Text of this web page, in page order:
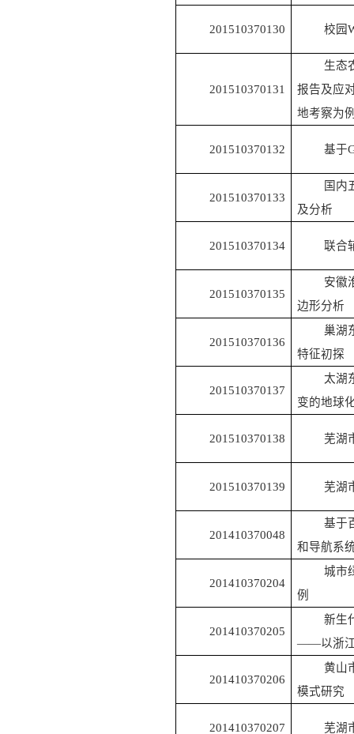
201510370130 校园
201510370131
生态
报告及应
地考察为
201510370132 基于
201510370133
国内
及分析
201510370134 联合
201510370135
安徽
边形分析
201510370136
巢湖
特征初探
201510370137
太湖
变的地球
201510370138 芜湖
201510370139 芜湖
201410370048
基于
和导航系
201410370204
城市
例
201410370205
新生
——以浙江
201410370206
黄山
模式研究
201410370207 芜湖